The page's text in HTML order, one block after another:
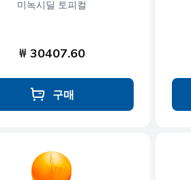
미녹시딜 토피컬
₩ 30407.60
구매